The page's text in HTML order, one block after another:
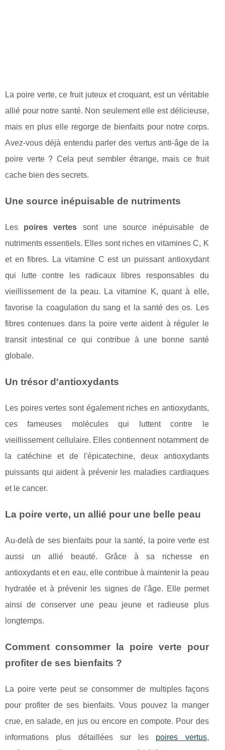
La poire verte, ce fruit juteux et croquant, est un véritable
allié pour notre santé. Non seulement elle est délicieuse,
mais en plus elle regorge de bienfaits pour notre corps.
Avez-vous déjà entendu parler des vertus anti-âge de la
poire verte ? Cela peut sembler étrange, mais ce fruit
cache bien des secrets.
Une source inépuisable de nutriments
Les poires vertes sont une source inépuisable de
nutriments essentiels. Elles sont riches en vitamines C, K
et en fibres. La vitamine C est un puissant antioxydant
qui lutte contre les radicaux libres responsables du
vieillissement de la peau. La vitamine K, quant à elle,
favorise la coagulation du sang et la santé des os. Les
fibres contenues dans la poire verte aident à réguler le
transit intestinal ce qui contribue à une bonne santé
globale.
Un trésor d'antioxydants
Les poires vertes sont également riches en antioxydants,
ces fameuses molécules qui luttent contre le
vieillissement cellulaire. Elles contiennent notamment de
la catéchine et de l'épicatechine, deux antioxydants
puissants qui aident à prévenir les maladies cardiaques
et le cancer.
La poire verte, un allié pour une belle peau
Au-delà de ses bienfaits pour la santé, la poire verte est
aussi un allié beauté. Grâce à sa richesse en
antioxydants et en eau, elle contribue à maintenir la peau
hydratée et à prévenir les signes de l'âge. Elle permet
ainsi de conserver une peau jeune et radieuse plus
longtemps.
Comment consommer la poire verte pour
profiter de ses bienfaits ?
La poire verte peut se consommer de multiples façons
pour profiter de ses bienfaits. Vous pouvez la manger
crue, en salade, en jus ou encore en compote. Pour des
informations plus détaillées sur les poires vertus,